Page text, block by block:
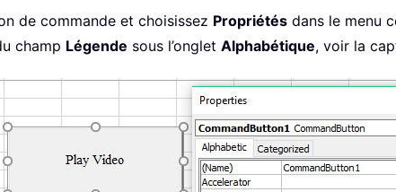
de commande et choisissez Propriétés dans le menu
champ Légende sous l’onglet Alphabétique, voir la